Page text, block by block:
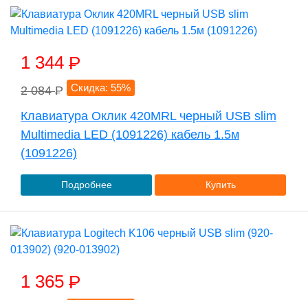
1 344 P
2 084P Скидка: 55%
Клавиатура Оклик 420MRL черный USB slim
Multimedia LED (1091226) кабель 1.5м
(1091226)
Подробнее Купить
1 365 P